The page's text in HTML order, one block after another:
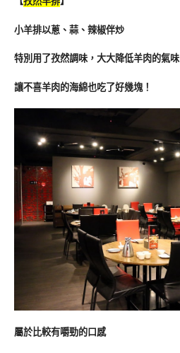
小羊排以蔥、蒜、辣椒伴炒
特別用了孜然調味，大大降低羊肉的氣味
讓不喜羊肉的海綿也吃了好幾塊！
屬於比較有嚼勁的口感